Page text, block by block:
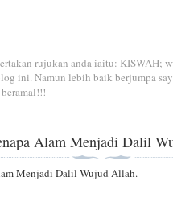
rujukan anda iaitu: KISWAH;
ini. Namun lebih baik berjumpa
Alam Menjadi Dalil
Menjadi Dalil Wujud Allah.